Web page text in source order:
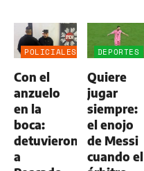
POLICIALES
Con el
anzuelo
en la
boca:
detuvieron
a
DEPORTES
Quiere
jugar
siempre:
el enojo
de Messi
cuando el